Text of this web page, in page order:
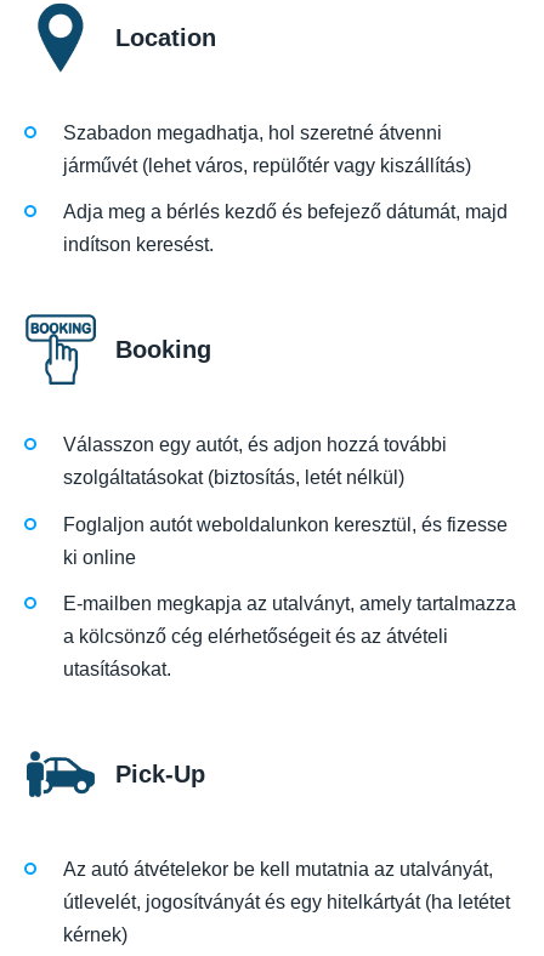
Location
Szabadon megadhatja, hol szeretné átvenni
járművét (lehet város, repülőtér vagy kiszállítás)
Adja meg a bérlés kezdő és befejező dátumát, majd
indítson keresést.
Booking
Válasszon egy autót, és adjon hozzá további
szolgáltatásokat (biztosítás, letét nélkül)
Foglaljon autót weboldalunkon keresztül, és fizesse
ki online
E-mailben megkapja az utalványt, amely tartalmazza
a kölcsönző cég elérhetőségeit és az átvételi
utasításokat.
Pick-Up
Az autó átvételekor be kell mutatnia az utalványát,
útlevelét, jogosítványát és egy hitelkártyát (ha letétet
kérnek)